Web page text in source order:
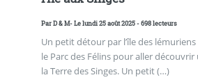
ParD & M- Le lundi 25 août 2025 - 698 lecteurs
Un petit détour par l’île des
le Parc des Félins pour aller
la Terre des Singes. Un petit (…)